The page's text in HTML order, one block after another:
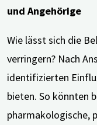
und Angehörige
Wie lässt sich die
verringern? Nach
identifizierten
bieten. So könnten
pharmakologische,